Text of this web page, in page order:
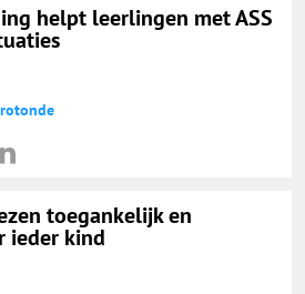
helpt leerlingen met ASS
toegankelijk en
ieder kind